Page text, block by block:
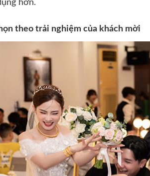
hơn.
theo trải nghiệm của khách mời